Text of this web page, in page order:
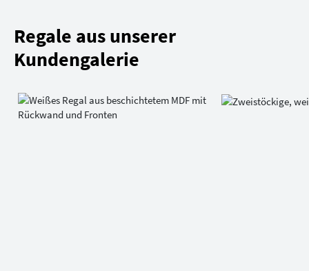
Regale aus unserer
Kundengalerie